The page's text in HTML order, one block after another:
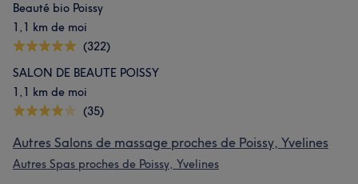
Beauté bio Poissy
1,1 km de moi
(322)
SALON DE BEAUTE POISSY
1,1 km de moi
(35)
Autres Salons de massage proches de Poissy, Yvelines
Autres Spas proches de Poissy, Yvelines